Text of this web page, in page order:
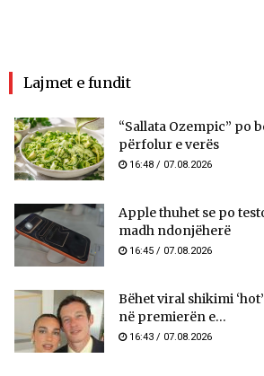
Lajmet e fundit
“Sallata Ozempic” po
përfolur e verës
16:48 / 07.08.2026
Apple thuhet se po
madh ndonjëherë
16:45 / 07.08.2026
Bëhet viral shikimi
në premierën e...
16:43 / 07.08.2026